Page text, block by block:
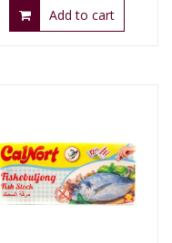
Add to cart